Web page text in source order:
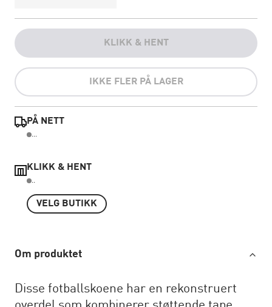
KLIKK & HENT
IKKE FLER PÅ LAGER
PÅ NETT
...
KLIKK & HENT
..
VELG BUTIKK
Om produktet
Disse fotballskoene har en rekonstruert